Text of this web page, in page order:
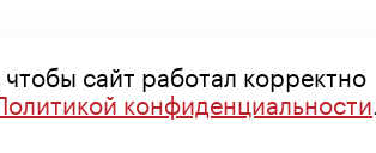
сайт работал корректно
конфиденциальности